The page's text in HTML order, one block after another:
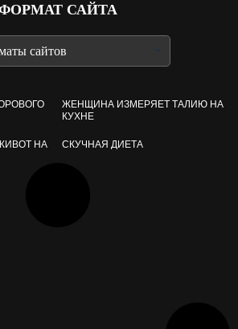
САЙТА
ЖЕНЩИНА ИЗМЕРЯЕТ ТАЛИЮ НА
КУХНЕ
НА
СКУЧНАЯ ДИЕТА